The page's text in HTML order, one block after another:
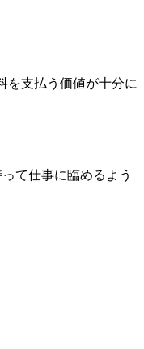
を支払う価値が十分に
て仕事に臨めるよう